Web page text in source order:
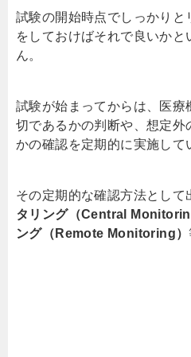
試験の開始時点でしっかりと
をしておけばそれで良いか
ん。
試験が始まってからは、医療
切であるかの判断や、想定外
かの確認を定期的に実施して
その定期的な確認方法として
タリング（Central
ング（ Remote Monitoring）